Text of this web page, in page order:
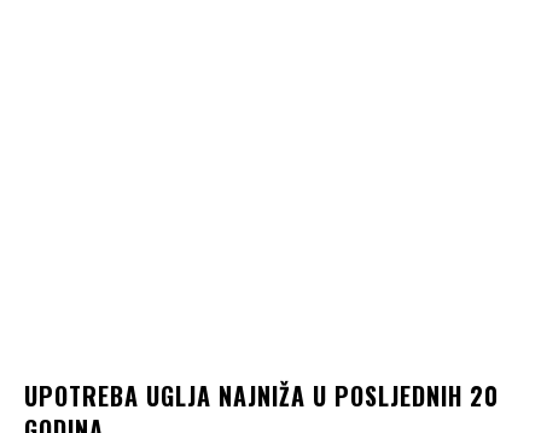
UPOTREBA UGLJA NAJNIŽA U POSLJEDNIH 20